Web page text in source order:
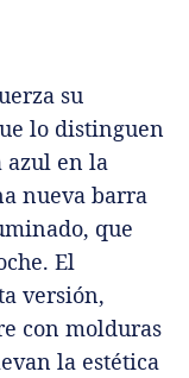
su
lo distinguen
azul en la
nueva barra
que
El
versión,
con molduras
la estética